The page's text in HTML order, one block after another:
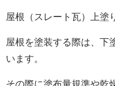
屋根（スレート瓦）上塗
屋根を塗装する際は、下
います。
その際に塗布量規準や乾